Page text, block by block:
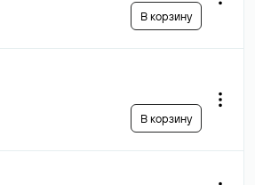
В корзину
В корзину